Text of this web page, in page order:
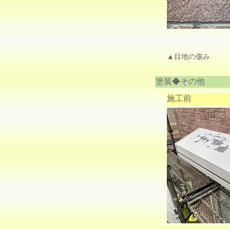
▲目地の傷み
塗装◆その他
施工前